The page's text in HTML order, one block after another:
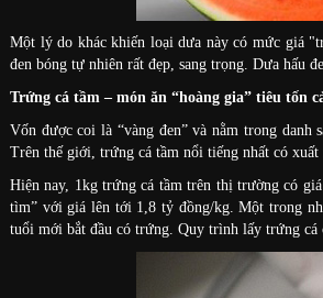
Một lý do khác khiến loại dưa này có mức giá
đen bóng tự nhiên rất đẹp, sang trọng. Dưa hấu
Trứng cá tầm – món ăn “hoàng gia” tiêu tốn
Vốn được coi là “vàng đen” và nằm trong
Trên thế giới, trứng cá tầm nổi tiếng nhất có xuất
Hiện nay, 1kg trứng cá tầm trên thị trường có
tìm” với giá lên tới 1,8 tỷ đồng/kg. Một trong
tuổi mới bắt đầu có trứng. Quy trình lấy trứng cá